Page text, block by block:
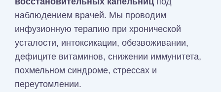
наблюдением врачей. Мы проводим
инфузионную терапию при хронической
усталости, интоксикации, обезвоживании,
дефиците витаминов, снижении иммунитета,
похмельном синдроме, стрессах и
переутомлении.